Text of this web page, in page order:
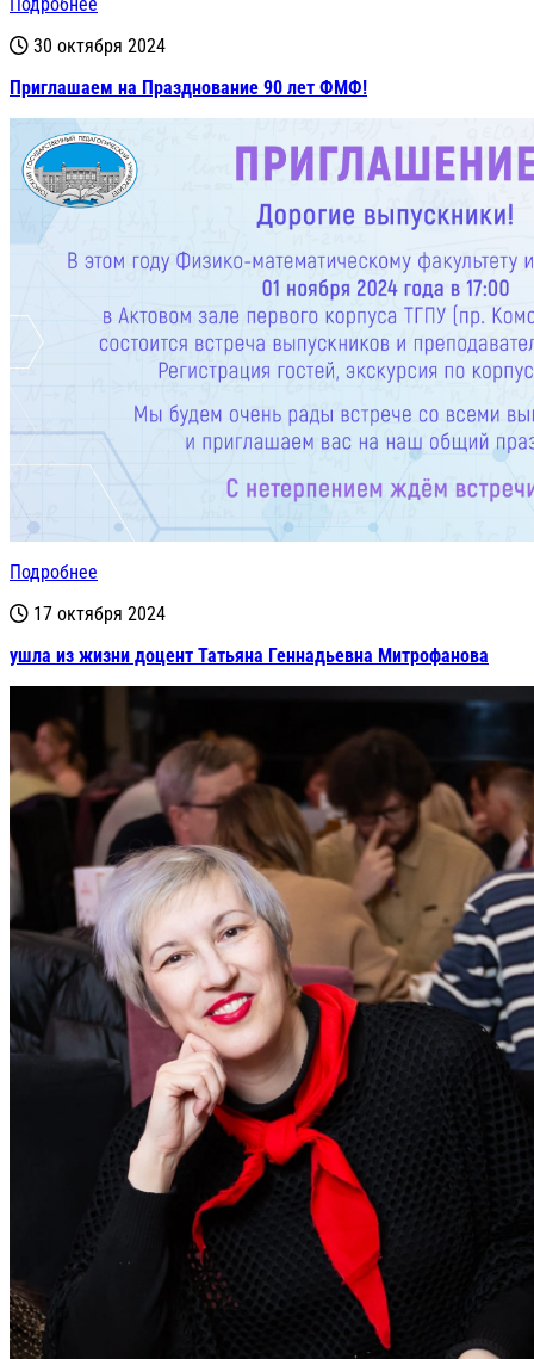
30 октября 2024
Приглашаем на Празднование 90 лет ФМФ!
Подробнее
17 октября 2024
ушла из жизни доцент Татьяна Геннадьевна Митрофанова